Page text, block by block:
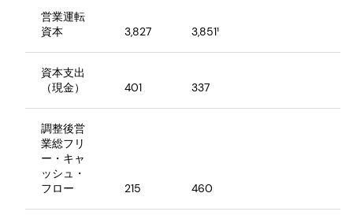
営業運転
資本
3,827 3,851¹
資本支出
（現金）
401 337
調整後営
業総フリ
ー・キャ
ッシュ・
フロー
215 460